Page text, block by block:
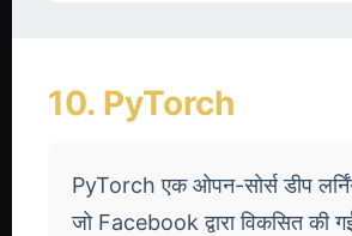
10. PyTorch
PyTorch एक ओपन-सोर्स डीप
जो Facebook द्वारा विकसित की